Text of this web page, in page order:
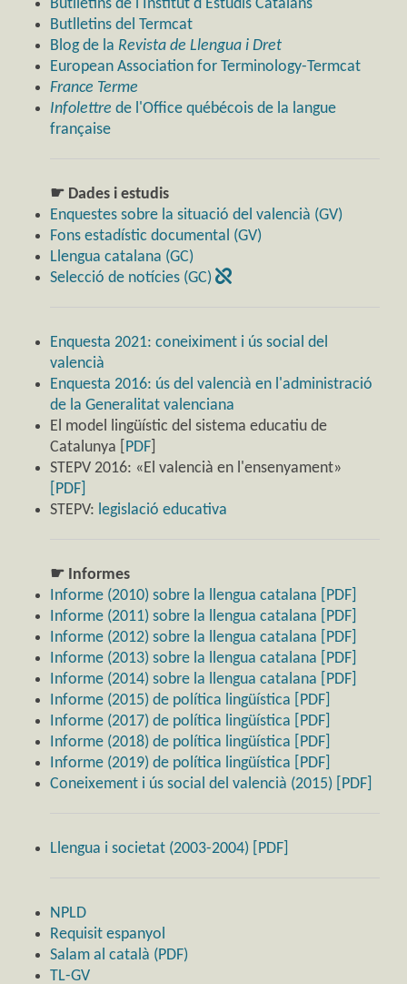
Butlletins de l'Institut d'Estudis Catalans
Butlletins del Termcat
Blog de la Revista de Llengua i Dret
European Association for Terminology-Termcat
France Terme
Infolettre de l'Office québécois de la langue
française
☛ Dades i estudis
Enquestes sobre la situació del valencià (GV)
Fons estadístic documental (GV)
Llengua catalana (GC)
Selecció de notícies (GC)
Enquesta 2021: coneiximent i ús social del
valencià
Enquesta 2016: ús del valencià en l'administració
de la Generalitat valenciana
El model lingüístic del sistema educatiu de
Catalunya [
PDF
STEPV 2016: «El valencià en l'ensenyament»
[PDF]
STEPV: legislació educativa
☛ Informes
Informe (2010) sobre la llengua catalana [PDF]
Informe (2011) sobre la llengua catalana [PDF]
Informe (2012) sobre la llengua catalana [PDF]
Informe (2013) sobre la llengua catalana [PDF]
Informe (2014) sobre la llengua catalana [PDF]
Informe (2015) de política lingüística [PDF]
Informe (2017) de política lingüística [PDF]
Informe (2018) de política lingüística [PDF]
Informe (2019) de política lingüística [PDF]
Coneixement i ús social del valencià (2015) [PDF]
Llengua i societat (2003-2004) [PDF]
NPLD
Requisit espanyol
Salam al català (PDF)
TL-GV